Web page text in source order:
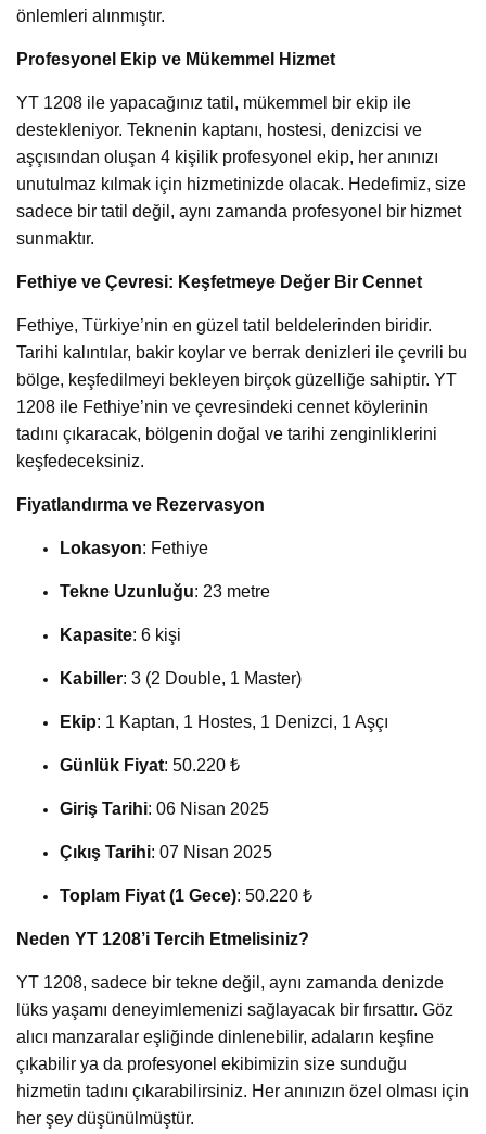
önlemleri alınmıştır.
Profesyonel Ekip ve Mükemmel Hizmet
YT 1208 ile yapacağınız tatil, mükemmel bir ekip ile
destekleniyor. Teknenin kaptanı, hostesi, denizcisi ve
aşçısından oluşan 4 kişilik profesyonel ekip, her anınızı
unutulmaz kılmak için hizmetinizde olacak. Hedefimiz, size
sadece bir tatil değil, aynı zamanda profesyonel bir hizmet
sunmaktır.
Fethiye ve Çevresi: Keşfetmeye Değer Bir Cennet
Fethiye, Türkiye’nin en güzel tatil beldelerinden biridir.
Tarihi kalıntılar, bakir koylar ve berrak denizleri ile çevrili bu
bölge, keşfedilmeyi bekleyen birçok güzelliğe sahiptir. YT
1208 ile Fethiye’nin ve çevresindeki cennet köylerinin
tadını çıkaracak, bölgenin doğal ve tarihi zenginliklerini
keşfedeceksiniz.
Fiyatlandırma ve Rezervasyon
Lokasyon: Fethiye
Tekne Uzunluğu: 23 metre
Kapasite: 6 kişi
Kabiller: 3 (2 Double, 1 Master)
Ekip: 1 Kaptan, 1 Hostes, 1 Denizci, 1 Aşçı
Günlük Fiyat: 50.220 ₺
Giriş Tarihi: 06 Nisan 2025
Çıkış Tarihi: 07 Nisan 2025
Toplam Fiyat (1 Gece): 50.220 ₺
Neden YT 1208’i Tercih Etmelisiniz?
YT 1208, sadece bir tekne değil, aynı zamanda denizde
lüks yaşamı deneyimlemenizi sağlayacak bir fırsattır. Göz
alıcı manzaralar eşliğinde dinlenebilir, adaların keşfine
çıkabilir ya da profesyonel ekibimizin size sunduğu
hizmetin tadını çıkarabilirsiniz. Her anınızın özel olması için
her şey düşünülmüştür.